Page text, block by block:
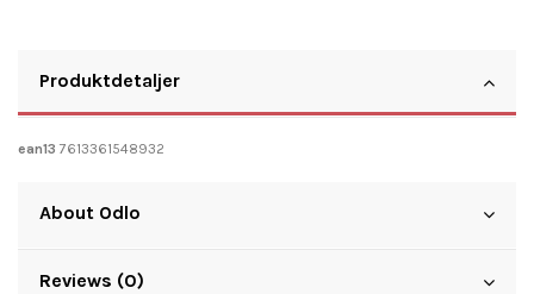
Produktdetaljer
ean13 7613361548932
About Odlo
Reviews (0)